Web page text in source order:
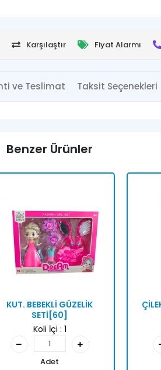
Karşılaştır Fiyat Alarmı
ve Teslimat Taksit Seçenekleri
Benzer Ürünler
KUT. BEBEKLİ GÜZELİK
SETİ[60]
Koli İçi : 1
Adet